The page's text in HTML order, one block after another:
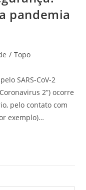
pandemia
/ Topo
SARS-CoV-2
2”) ocorre
pelo contato com
exemplo)…